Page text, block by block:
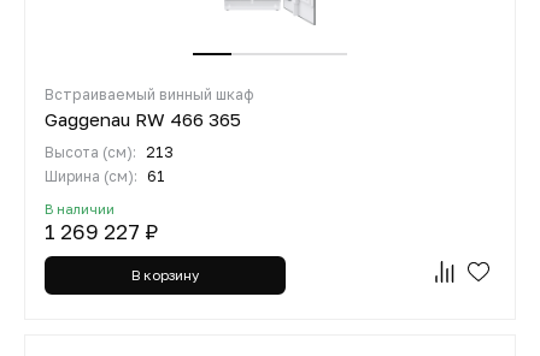
Встраиваемый винный шкаф
Gaggenau RW 466 365
Высота (см): 213
Ширина (см): 61
В наличии
1 269 227 ₽
В корзину